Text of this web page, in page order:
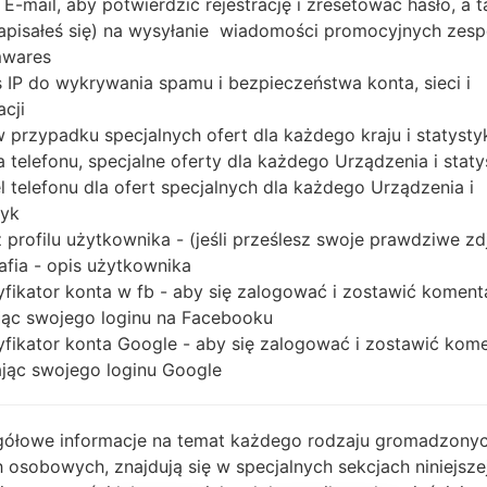
podobne pod względem wyglądu i mają wspólne
A7 Qualcomm MSM8926 Snapdragon 400 1GB
Urządzenia serii LG G2 mini Dual mają
Port USB obsługuje microUSB 2.0, a także
stosunek ekranu do ciała) przy rozdzielczości 540 x
mail, aby potwierdzić rejestrację i zresetować hasło, a
się) na wysyłanie wiadomości promocyjnych
IP do wykrywania spamu i bezpieczeństwa konta, sieci i
przypadku specjalnych ofert dla każdego kraju i
telefonu, specjalne oferty dla każdego Urządzenia i
telefonu dla ofert specjalnych dla każdego Urządzenia i
profilu użytkownika - (jeśli prześlesz swoje prawdziwe
- opis użytkownika
konta w fb - aby się zalogować i zostawić
swojego loginu na Facebooku
konta Google - aby się zalogować i zostawić
swojego loginu Google
informacje na temat każdego rodzaju
osobowych, znajdują się w specjalnych sekcjach